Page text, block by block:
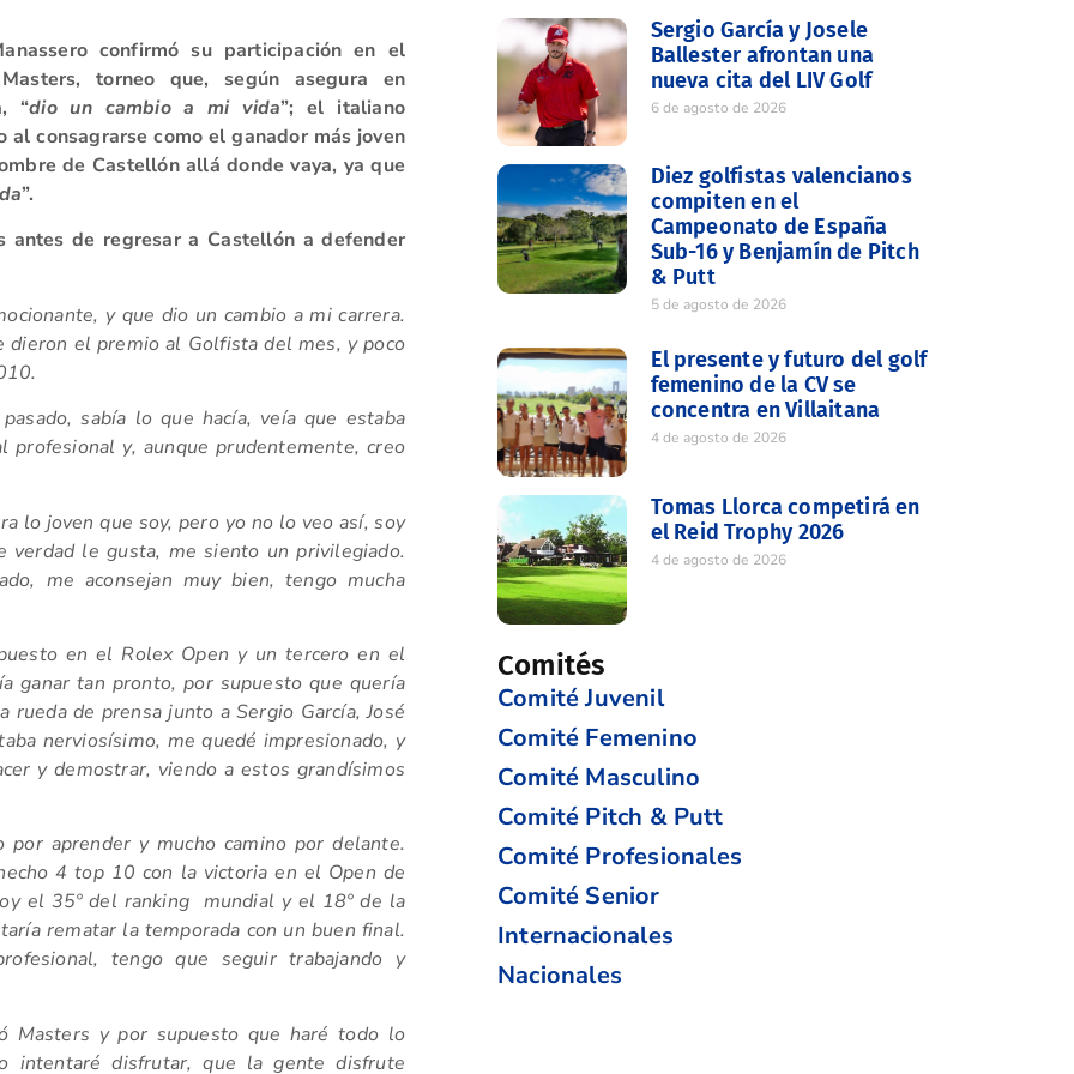
confirmó su participación en el
torneo que, según asegura en
“dio un cambio a mi vida”; el italiano
consagrarse como el ganador más joven
de Castellón allá donde vaya, ya que
”.
antes de regresar a Castellón a defender
y que dio un cambio a mi carrera.
el premio al Golfista del mes, y poco
sabía lo que hacía, veía que estaba
y, aunque prudentemente, creo
lo joven que soy, pero yo no lo veo así, soy
le gusta, me siento un privilegiado.
me aconsejan muy bien, tengo mucha
en el Rolex Open y un tercero en el
ganar tan pronto, por supuesto que quería
rueda de prensa junto a Sergio García, José
nerviosísimo, me quedé impresionado, y
y demostrar, viendo a estos grandísimos
aprender y mucho camino por delante.
4 top 10 con la victoria en el Open de
el 35º del ranking mundial y el 18º de la
rematar la temporada con un buen final.
tengo que seguir trabajando y
Masters y por supuesto que haré todo lo
intentaré disfrutar, que la gente disfrute
Sergio García y Josele
Ballester afrontan una
nueva cita del LIV Golf
6 de agosto de 2026
Diez golfistas valencianos
compiten en el
Campeonato de España
Sub-16 y Benjamín de Pitch
& Putt
5 de agosto de 2026
El presente y futuro del golf
femenino de la CV se
concentra en Villaitana
4 de agosto de 2026
Tomas Llorca competirá en
el Reid Trophy 2026
4 de agosto de 2026
Comités
Comité Juvenil
Comité Femenino
Comité Masculino
Comité Pitch & Putt
Comité Profesionales
Comité Senior
Internacionales
Nacionales